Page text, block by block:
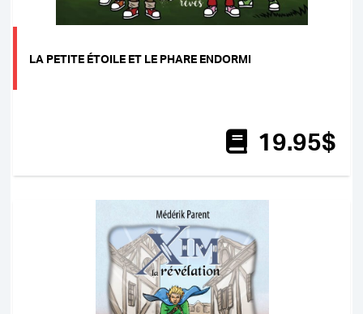
LA PETITE ÉTOILE ET LE PHARE ENDORMI
19.95$